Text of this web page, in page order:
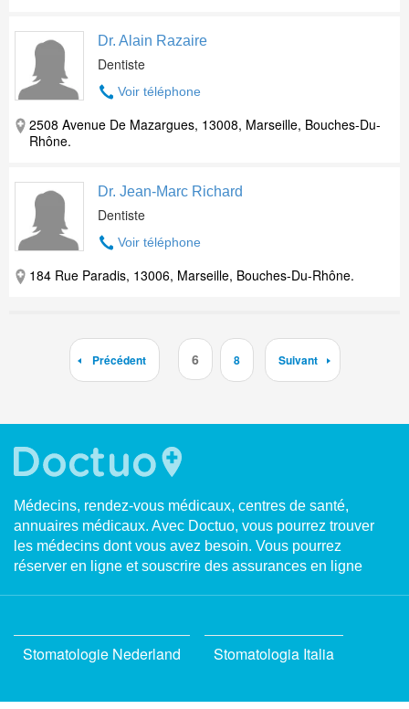
Dr. Alain Razaire
Dentiste
Voir téléphone
2508 Avenue De Mazargues, 13008, Marseille, Bouches-Du-
Rhône.
Dr. Jean-Marc Richard
Dentiste
Voir téléphone
184 Rue Paradis, 13006, Marseille, Bouches-Du-Rhône.
Précédent 6 8 Suivant
Médecins, rendez-vous médicaux, centres de santé,
annuaires médicaux. Avec Doctuo, vous pourrez trouver
les médecins dont vous avez besoin. Vous pourrez
réserver en ligne et souscrire des assurances en ligne
Stomatologie Nederland Stomatologia Italia